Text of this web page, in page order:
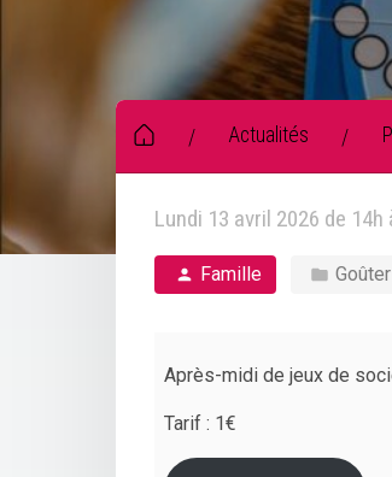
/ Actualités /
Lundi 13 avril 2026 de 14h
Famille Goûter
Après-midi de jeux de
Tarif : 1€